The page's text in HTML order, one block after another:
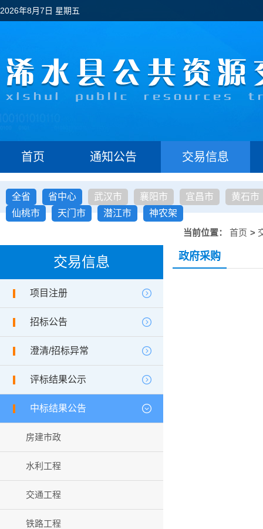
2026年8月7日 星期五
首页 通知公告 交易信息
全省 省中心 武汉市 襄阳市 宜昌市
黄石市
仙桃市
天门市 潜江市
神农架
当前位置： 首页 >
交易信息
项目注册
招标公告
澄清/招标异常
评标结果公示
中标结果公告
房建市政
水利工程
交通工程
铁路工程
政府采购